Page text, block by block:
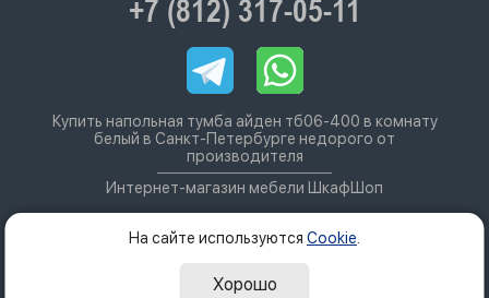
+7 (812) 317-05-11
Купить напольная тумба айден тб06-400 в комнату
белый в Санкт-Петербурге недорого от
производителя
Интернет-магазин мебели ШкафШоп
На сайте используются Cookie
Хорошо